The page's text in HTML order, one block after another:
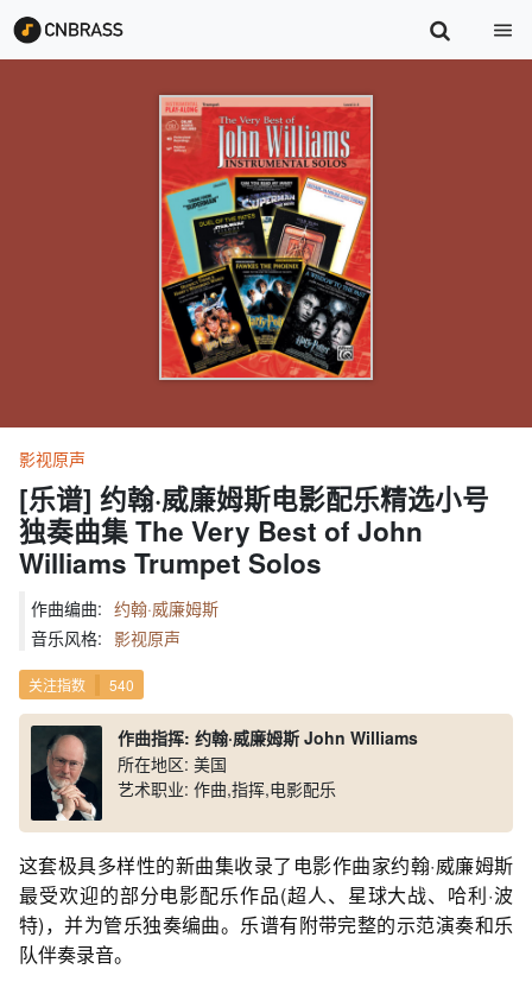
影视原声
[乐谱] 约翰·威廉姆斯电影配乐精选小号
独奏曲集 The Very Best of John
Williams Trumpet Solos
作曲编曲: 约翰·威廉姆斯
音乐风格: 影视原声
关注指数 540
作曲指挥: 约翰·威廉姆斯 John Williams
所在地区: 美国
艺术职业: 作曲,指挥,电影配乐
这套极具多样性的新曲集收录了电影作曲家约翰·威廉姆斯
最受欢迎的部分电影配乐作品(超人、星球大战、哈利·波
特)，并为管乐独奏编曲。乐谱有附带完整的示范演奏和乐
队伴奏录音。